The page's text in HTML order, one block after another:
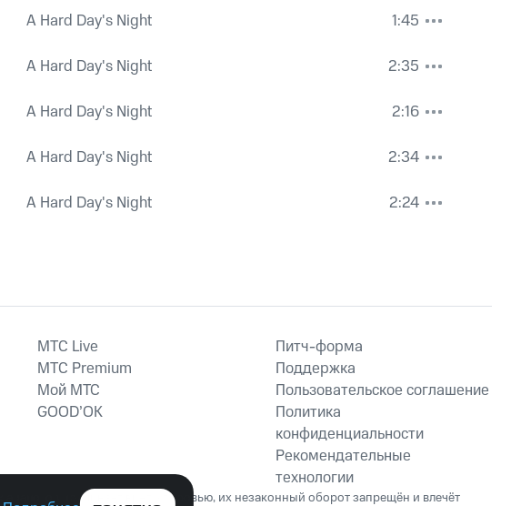
A Hard Day's Night
1:45
A Hard Day's Night
2:35
A Hard Day's Night
2:16
A Hard Day's Night
2:34
A Hard Day's Night 2:24
MTС Live
MTС Premium
Мой МТС
GOOD’OK
Питч-форма
Поддержка
Пользовательское соглашение
Политика
конфиденциальности
Рекомендательные
технологии
причиняет вред здоровью, их незаконный оборот запрещён и влечёт